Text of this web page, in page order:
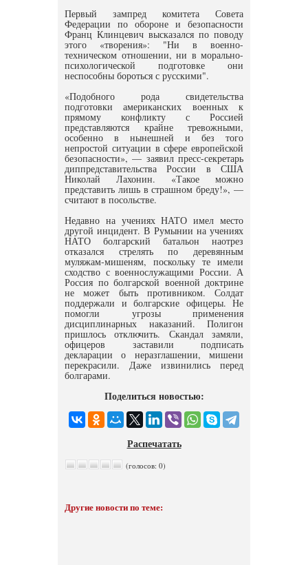
Первый зампред комитета Совета
Федерации по обороне и безопасности
Франц Клинцевич высказался по поводу
этого «творения»: "Ни в военно-
техническом отношении, ни в морально-
психологической подготовке они
неспособны бороться с русскими".
«Подобного рода свидетельства
подготовки американских военных к
прямому конфликту с Россией
представляются крайне тревожными,
особенно в нынешней и без того
непростой ситуации в сфере европейской
безопасности», — заявил пресс-секретарь
диппредставительства России в США
Николай Лахонин. «Такое можно
представить лишь в страшном бреду!», —
считают в посольстве.
Недавно на учениях НАТО имел место
другой инцидент. В Румынии на учениях
НАТО болгарский батальон наотрез
отказался стрелять по деревянным
муляжам-мишеням, поскольку те имели
сходство с военнослужащими России. А
Россия по болгарской военной доктрине
не может быть противником. Солдат
поддержали и болгарские офицеры. Не
помогли угрозы применения
дисциплинарных наказаний. Полигон
пришлось отключить. Скандал замяли,
офицеров заставили подписать
декларации о неразглашении, мишени
перекрасили. Даже извинились перед
болгарами.
Поделиться новостью:
Распечатать
(голосов: 0)
Другие новости по теме: